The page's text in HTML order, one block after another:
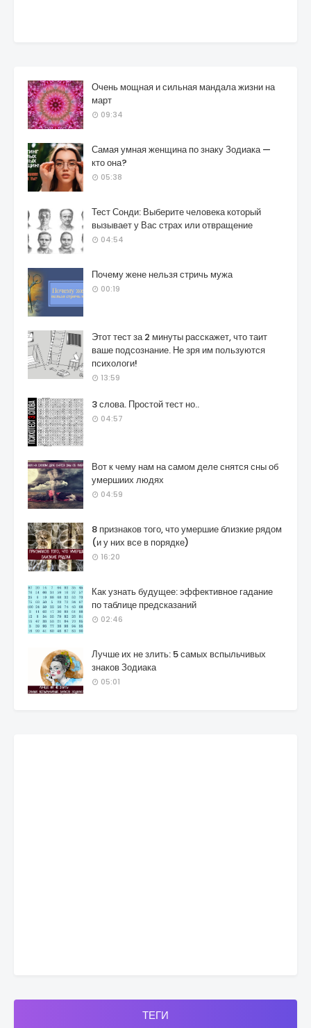
Очень мощная и сильная мандала жизни на
март
09:34
Самая умная женщина по знаку Зодиака —
кто она?
05:38
Тест Сонди: Выберите человека который
вызывает у Вас страх или отвращение
04:54
Почему жене нельзя стричь мужа
00:19
Этот тест за 2 минуты расскажет, что таит
ваше подсознание. Не зря им пользуются
психологи!
13:59
3 слова. Простой тест но..
04:57
Вот к чему нам на самом деле снятся сны об
умершиих людях
04:59
8 признаков того, что умершие близкие рядом
(и у них все в порядке)
16:20
Как узнать будущее: эффективное гадание
по таблице предсказаний
02:46
Лучше их не злить: 5 самых вспыльчивых
знаков Зодиака
05:01
ТЕГИ